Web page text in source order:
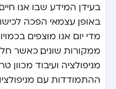
בעידן המידע שבו אנו
באופן עצמאי הפכה
מדי יום אנו מוצפים
ממקורות שונים, כאשר
מניפולציה ועיבוד מכוון
ההתמודדות עם